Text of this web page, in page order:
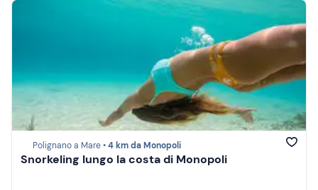
Polignano a Mare •4 km da Monopoli
Snorkeling lungo la costa di Monopoli